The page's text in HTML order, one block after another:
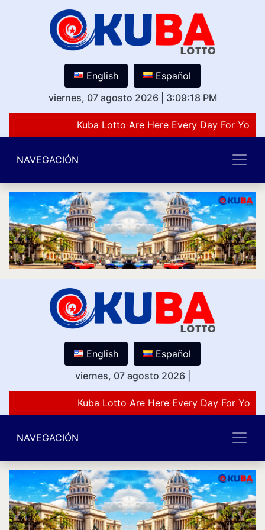
English
Español
viernes, 07 agosto 2026
3:09:18 PM
Kuba Lotto Are Here Every Day For You
NAVEGACIÓN
English
Español
viernes, 07 agosto 2026
Kuba Lotto Are Here Every Day For You
NAVEGACIÓN